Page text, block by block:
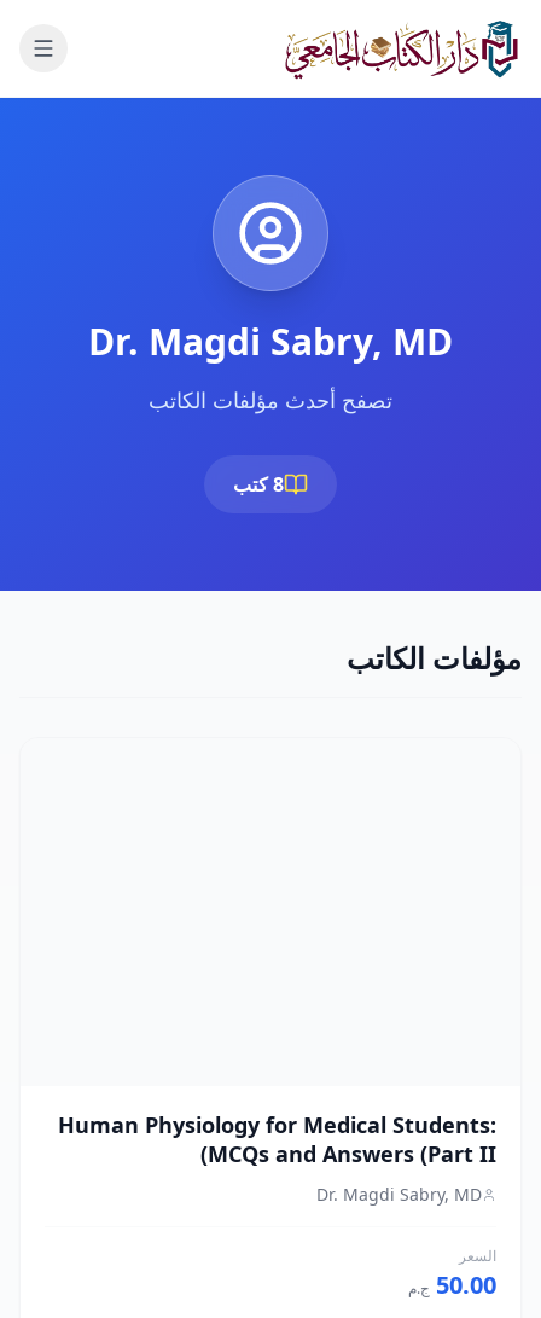
Dr. Magdi Sabry, MD
تصفح أحدث مؤلفات الكاتب
8 كتب
مؤلفات الكاتب
Human Physiology for Medical Students:
MCQs and Answers (Part II)
Dr. Magdi Sabry, MD
السعر
50.00 ج.م